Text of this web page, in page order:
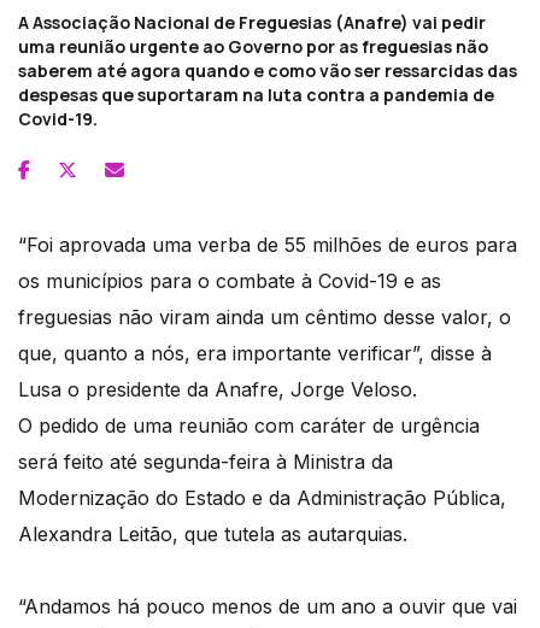
A Associação Nacional de Freguesias (Anafre) vai pedir
uma reunião urgente ao Governo por as freguesias não
saberem até agora quando e como vão ser ressarcidas das
despesas que suportaram na luta contra a pandemia de
Covid-19.
“Foi aprovada uma verba de 55 milhões de euros para
os municípios para o combate à Covid-19 e as
freguesias não viram ainda um cêntimo desse valor, o
que, quanto a nós, era importante verificar”, disse à
Lusa o presidente da Anafre, Jorge Veloso.
O pedido de uma reunião com caráter de urgência
será feito até segunda-feira à Ministra da
Modernização do Estado e da Administração Pública,
Alexandra Leitão, que tutela as autarquias.
“Andamos há pouco menos de um ano a ouvir que vai